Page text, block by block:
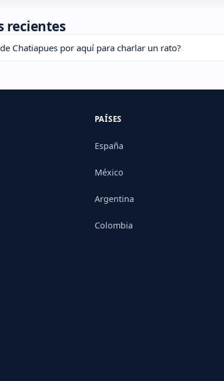
recientes
Chatiapues por aquí para charlar un rato?
PAÍSES
España
México
Argentina
Colombia